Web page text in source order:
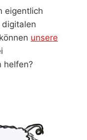
eigentlich
digitalen
unsere
helfen?